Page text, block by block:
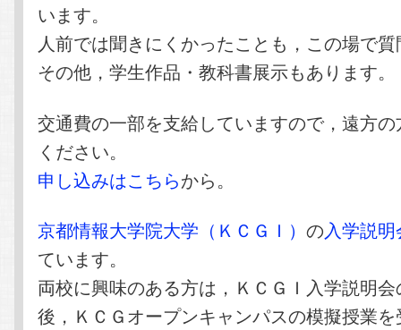
います。
人前では聞きにくかったことも，この場で
その他，学生作品・教科書展示もあります。
交通費の一部を支給していますので，遠方
ください。
申し込みはこちらから。
京都情報大学院大学（ＫＣＧＩ）の入学説
ています。
両校に興味のある方は，ＫＣＧＩ入学説明
後，ＫＣＧオープンキャンパスの模擬授業